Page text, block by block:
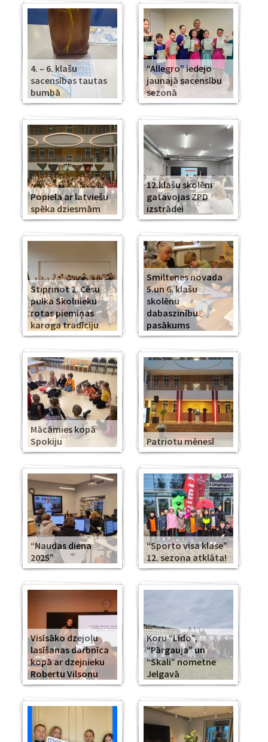
4. – 6. klašu
sacensības tautas
bumbā
“Allegro” iedejo
jaunajā sacensību
sezonā
Popiela ar latviešu
spēka dziesmām
12.klašu skolēni
gatavojas ZPD
izstrādei
Stiprinot 2. Cēsu
pulka Skolnieku
rotas piemiņas
karoga tradīciju
Smiltenes novada
5.un 6. klašu
skolēnu
dabaszinību
pasākums
Mācāmies kopā
Spokiju
Patriotu mēnesī
“Naudas diena
2025”
“Sporto visa klase”
12. sezona atklāta!
Visīsāko dzejoļu
lasīšanas darbnīca
kopā ar dzejnieku
Robertu Vilsonu
Koru “Lido”,
“Pārgauja” un
“Skali” nometne
Jelgavā